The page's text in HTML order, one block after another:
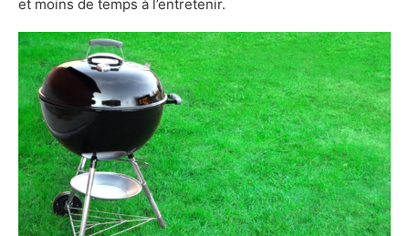
et moins de temps à l’entretenir.